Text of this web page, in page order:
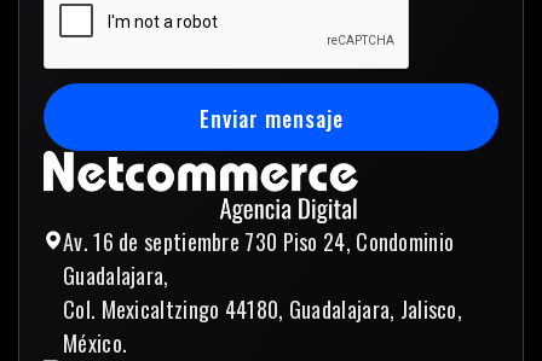
Av. 16 de septiembre 730 Piso 24, Condominio
Guadalajara,
Col. Mexicaltzingo 44180, Guadalajara, Jalisco,
México.
Enviar mensaje
Enviar mensaje